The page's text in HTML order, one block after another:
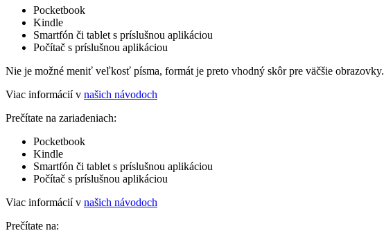
Pocketbook
Kindle
Smartfón či tablet s príslušnou aplikáciou
Počítač s príslušnou aplikáciou
Nie je možné meniť veľkosť písma, formát je preto vhodný skôr pre väčšie obrazovky.
Viac informácií v našich návodoch
Prečítate na zariadeniach:
Pocketbook
Kindle
Smartfón či tablet s príslušnou aplikáciou
Počítač s príslušnou aplikáciou
Viac informácií v našich návodoch
Prečítate na: